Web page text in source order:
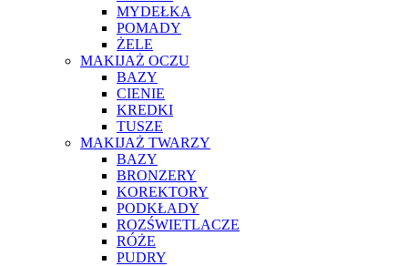
MYDEŁKA
POMADY
ŻELE
MAKIJAŻ OCZU
BAZY
CIENIE
KREDKI
TUSZE
MAKIJAŻ TWARZY
BAZY
BRONZERY
KOREKTORY
PODKŁADY
ROZŚWIETLACZE
RÓŻE
PUDRY